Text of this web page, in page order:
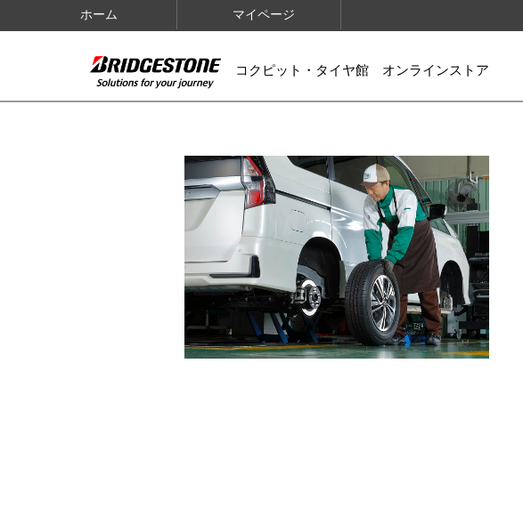
ホーム マイページ
コクピット・タイヤ館 オンラインストア
IMAGES